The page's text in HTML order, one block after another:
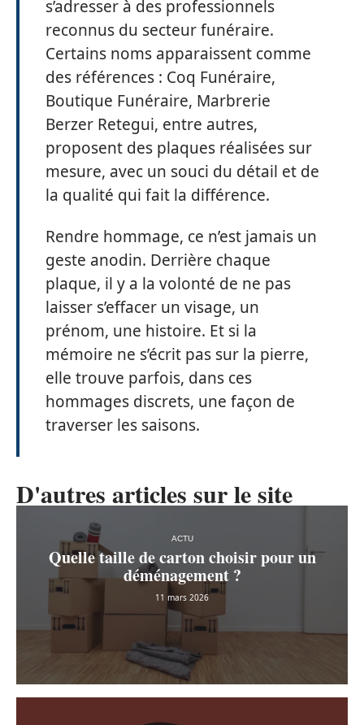
s’adresser à des professionnels
reconnus du secteur funéraire.
Certains noms apparaissent comme
des références : Coq Funéraire,
Boutique Funéraire, Marbrerie
Berzer Retegui, entre autres,
proposent des plaques réalisées sur
mesure, avec un souci du détail et de
la qualité qui fait la différence.
Rendre hommage, ce n’est jamais un
geste anodin. Derrière chaque
plaque, il y a la volonté de ne pas
laisser s’effacer un visage, un
prénom, une histoire. Et si la
mémoire ne s’écrit pas sur la pierre,
elle trouve parfois, dans ces
hommages discrets, une façon de
traverser les saisons.
D'autres articles sur le site
ACTU
Quelle taille de carton choisir pour un
déménagement ?
11 mars 2026